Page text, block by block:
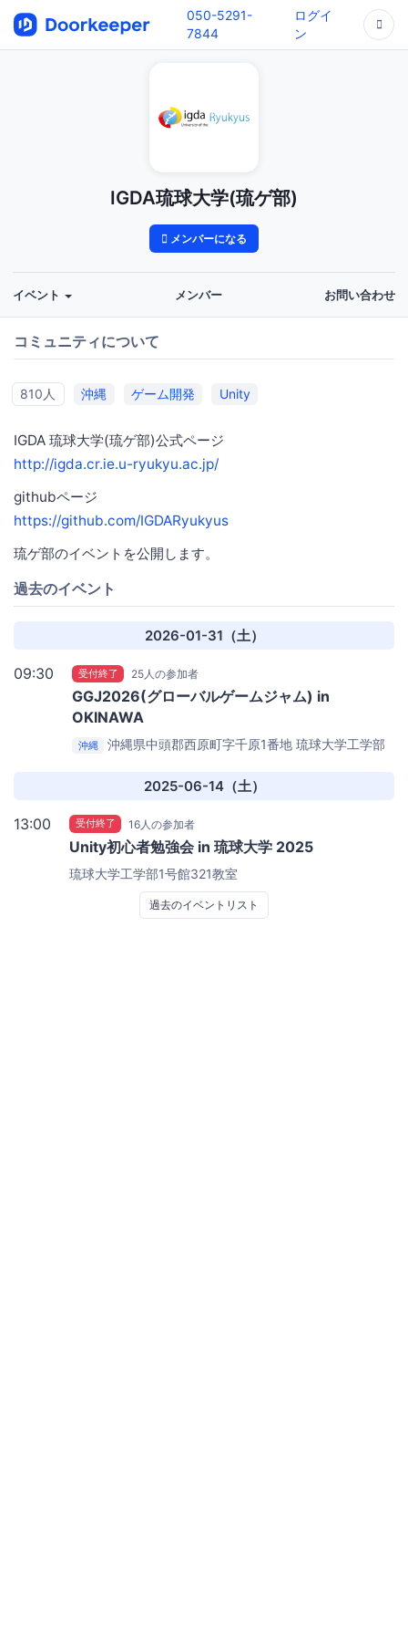
050-5291-
7844
ログイ
ン
IGDA琉球大学(琉ゲ部)
メンバーになる
イベント メンバー お問い合わせ
コミュニティについて
810人 沖縄 ゲーム開発 Unity
IGDA 琉球大学(琉ゲ部)公式ページ
http://igda.cr.ie.u-ryukyu.ac.jp/
githubページ
https://github.com/IGDARyukyus
琉ゲ部のイベントを公開します。
過去のイベント
2026-01-31（土）
09:30 受付終了 25人の参加者
GGJ2026(グローバルゲームジャム) in
OKINAWA
沖縄 沖縄県中頭郡西原町字千原1番地 琉球大学工学部
2025-06-14（土）
13:00 受付終了 16人の参加者
Unity初心者勉強会 in 琉球大学 2025
琉球大学工学部1号館321教室
過去のイベントリスト